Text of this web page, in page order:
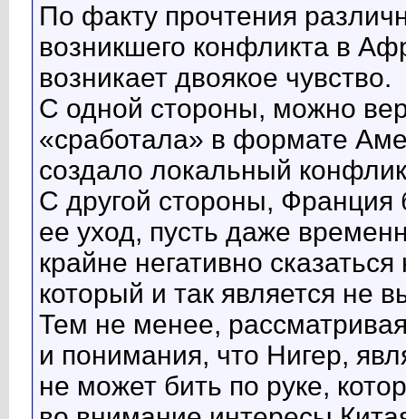
По факту прочтения
возникшего конфликта в
возникает двоякое чувство.
С одной стороны, можно
«сработала» в формате
создало локальный
С другой стороны, Франция
ее уход, пусть даже
крайне негативно
который и так является не
Тем не менее,
и понимания, что Нигер,
не может бить по руке,